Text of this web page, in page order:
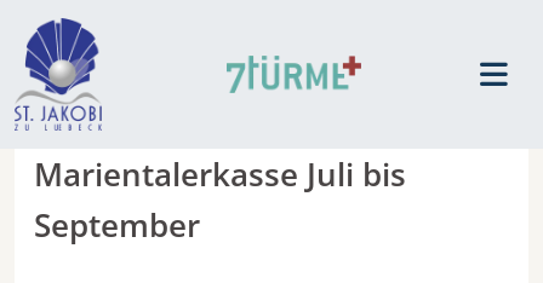
Marientalerkasse Juli bis
September